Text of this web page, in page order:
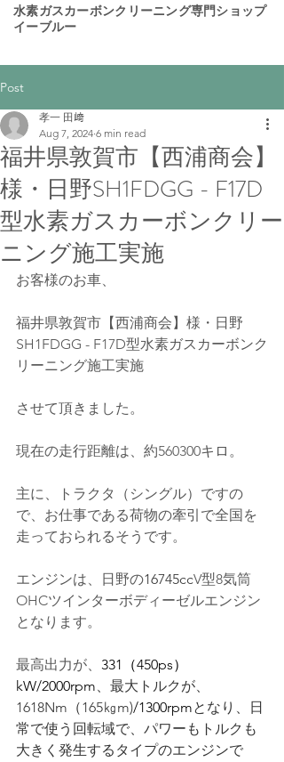
​水素ガスカーボンクリーニング専門ショップ
イーブルー
Post
福井県敦賀市【西浦商会】
様・日野SH1FDGG - F17D
型水素ガスカーボンクリー
ニング施工実施
孝一 田﨑
Aug 7, 2024 6 min read
お客様のお車、
福井県敦賀市【西浦商会】様・日野
SH1FDGG - F17D型水素ガスカーボンク
リーニング施工実施
させて頂きました。
現在の走行距離は、約560300キロ。
主に、トラクタ（シングル）ですの
で、お仕事である荷物の牽引で全国を
走っておられるそうです。
エンジンは、日野の16745ccV型8気筒
OHCツインターボディーゼルエンジン
となります。
最高出力が、 331（450ps）
kW/2000rpm、最大トルクが、
1618Nm（165㎏m)/1300rpmとなり、日
常で使う回転域で、パワーもトルクも
大きく発生するタイプのエンジンで